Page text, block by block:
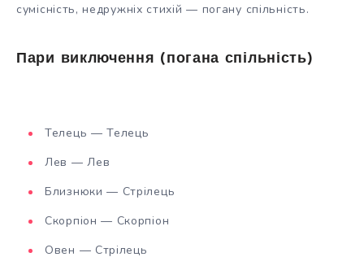
сумісність, недружніх стихій — погану спільність.
Пари виключення (погана спільність)
Телець — Телець
Лев — Лев
Близнюки — Стрілець
Скорпіон — Скорпіон
Овен — Стрілець